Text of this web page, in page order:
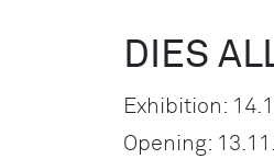
DIES
Exhibition:
Opening: